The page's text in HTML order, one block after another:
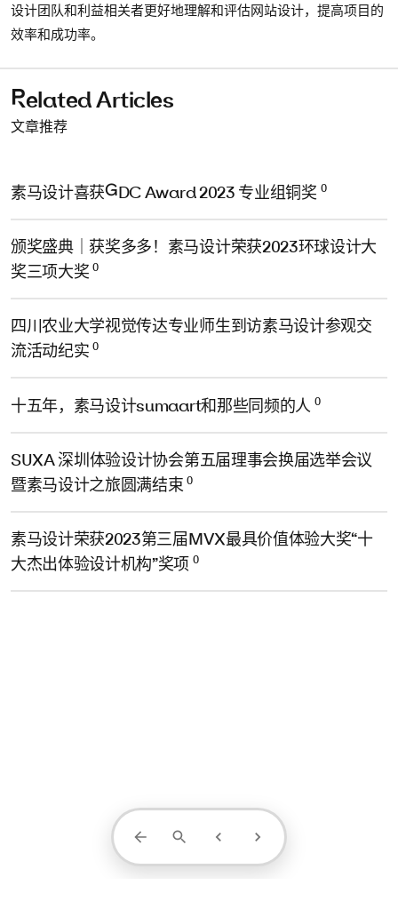
设计团队和利益相关者更好地理解和评估网站设计，提高项目的
效率和成功率。
Related Articles
文章推荐
素马设计喜获GDC Award 2023 专业组铜奖 0
颁奖盛典｜获奖多多！素马设计荣获2023环球设计大
奖三项大奖 0
四川农业大学视觉传达专业师生到访素马设计参观交
流活动纪实 0
十五年，素马设计sumaart和那些同频的人 0
SUXA 深圳体验设计协会第五届理事会换届选举会议
暨素马设计之旅圆满结束 0
素马设计荣获2023第三届MVX最具价值体验大奖“十
大杰出体验设计机构”奖项 0